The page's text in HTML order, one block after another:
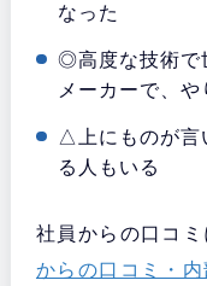
なった
◎高度な技術で
メーカーで、
△上にものが言
る人もいる
社員からの口コミ
からの口コミ・内